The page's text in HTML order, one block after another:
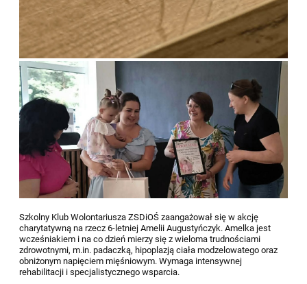
Szkolny Klub Wolontariusza ZSDiOŚ zaangażował się w akcję
charytatywną na rzecz 6-letniej Amelii Augustyńczyk. Amelka jest
wcześniakiem i na co dzień mierzy się z wieloma trudnościami
zdrowotnymi, m.in. padaczką, hipoplazją ciała modzelowatego oraz
obniżonym napięciem mięśniowym. Wymaga intensywnej
rehabilitacji i specjalistycznego wsparcia.